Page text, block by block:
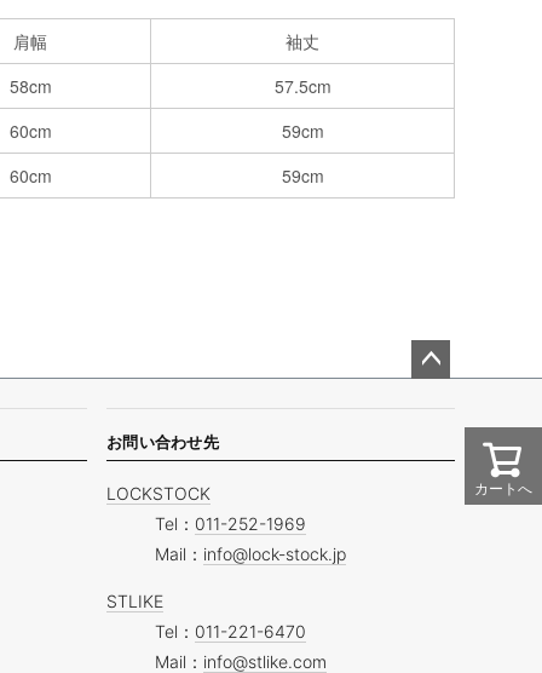
肩幅
袖丈
58cm
57.5cm
60cm
59cm
60cm 59cm
カートへ
ジト
へ
お問い合わせ先
LOCKSTOCK
Tel： 011-252-1969
Mail： info@lock-stock.jp
STLIKE
Tel： 011-221-6470
Mail： info@stlike.com